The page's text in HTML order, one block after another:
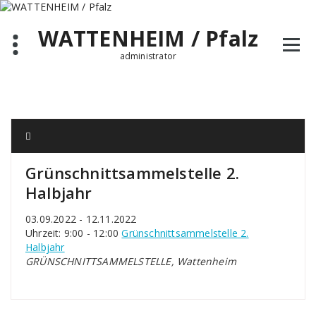
Zum
springenWATTENHEIM / Pfalz
administrator
Grünschnittsammelstelle 2.
Halbjahr
03.09.2022 - 12.11.2022
Uhrzeit: 9:00 - 12:00Grünschnittsammelstelle 2.
Halbjahr
GRÜNSCHNITTSAMMELSTELLE, Wattenheim